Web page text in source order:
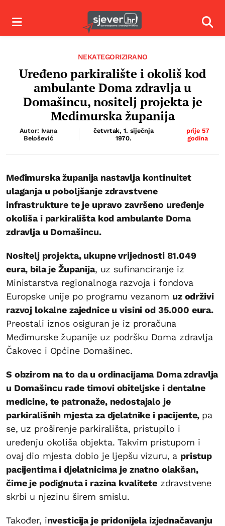
Izbornik
NEKATEGORIZIRANO
Uređeno parkiralište i okoliš kod
ambulante Doma zdravlja u
Domašincu, nositelj projekta je
Međimurska županija
Autor: Ivana
Belošević
četvrtak, 1. siječnja
1970.
prije 57
godina
Međimurska županija nastavlja kontinuitet
ulaganja u poboljšanje zdravstvene
infrastrukture te je upravo završeno uređenje
okoliša i parkirališta kod ambulante Doma
zdravlja u Domašincu.
Nositelj projekta, ukupne vrijednosti 81.049
eura, bila je Županija, uz sufinanciranje iz
Ministarstva regionalnoga razvoja i fondova
Europske unije po programu vezanom uz održivi
razvoj lokalne zajednice u visini od 35.000 eura.
Preostali iznos osiguran je iz proračuna
Međimurske županije uz podršku Doma zdravlja
Čakovec i Općine Domašinec.
S obzirom na to da u ordinacijama Doma zdravlja
u Domašincu rade timovi obiteljske i dentalne
medicine, te patronaže, nedostajalo je
parkirališnih mjesta za djelatnike i pacijente, pa
se, uz proširenje parkirališta, pristupilo i
uređenju okoliša objekta. Takvim pristupom i
ovaj dio mjesta dobio je ljepšu vizuru, a pristup
pacijentima i djelatnicima je znatno olakšan,
čime je podignuta i razina kvalitetezdravstvene
skrbi u njezinu širem smislu.
Također, investicija je pridonijela izjednačavanju